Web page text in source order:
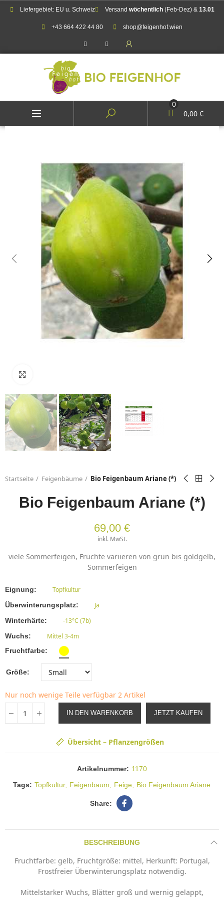
Liefergebiet: EU u. Schweiz Versand wöchentlich(Feb-Dez) & 13.01
+43 664 422 44 80 shop@feigenhof.wien
0
0,00 €
Startseite Feigenbäume Bio Feigenbaum Ariane (*)
Bio Feigenbaum Ariane (*)
69,00 €
inkl. MwSt.
viele Sommerfeigen, Früchte variieren von grün bis goldgelb,
Sommerfeigen
Eignung Topfkultur
Überwinterungsplatz Ja
Winterhärte -13°C (7b)
Wuchs Mittel 3-4m
Fruchtfarbe
Größe
Nur noch wenige Teile verfügbar 2 Artikel
IN DEN WARENKORB JETZT KAUFEN
Übersicht – Pflanzengrößen
Artikelnummer: 1170
Tags: Topfkultur Feigenbaum Feige Bio Feigenbaum Ariane
BESCHREIBUNG
Fruchtfarbe: gelb, Fruchtgröße: mittel, Herkunft: Portugal,
Frostfreier Überwinterungsplatz notwendig.
Mittelstarker Wuchs, Blätter groß und wernig gelappt,